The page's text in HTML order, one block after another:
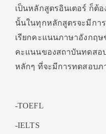
เป็นหลักสูตรอินเตอร์ ก็ต้
นั้นในทุกหลักสูตรจะมีกา
เรียกคะแนนภาษาอังกฤษ
คะแนนของสถาบันทดสอ
หลักๆ ที่จะมีการทดสอบภ
-TOEFL
-IELTS